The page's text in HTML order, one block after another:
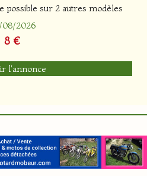
possible sur 2 autres modèles
08/2026
8 €
l'annonce